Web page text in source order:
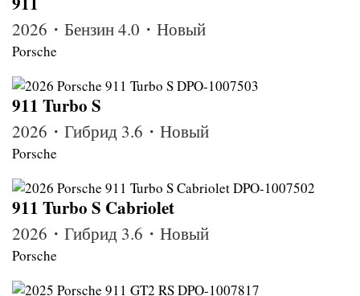
2026・Бензин 4.0・Новый
Porsche
911 Turbo S
2026・Гибрид 3.6・Новый
Porsche
911 Turbo S Cabriolet
2026・Гибрид 3.6・Новый
Porsche